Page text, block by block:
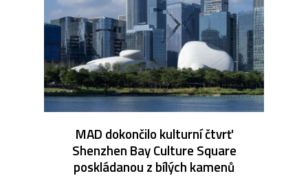
MAD dokončilo kulturní čtvrť
Shenzhen Bay Culture Square
poskládanou z bílých kamenů